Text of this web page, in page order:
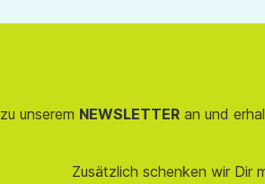
zu unserem NEWSLETTERan und
Zusätzlich schenken wir Dir